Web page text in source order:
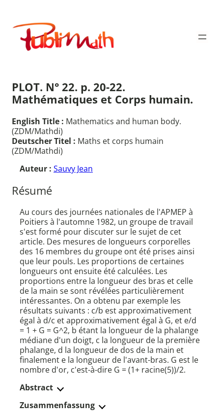
contenu
Publimath
PLOT. N° 22. p. 20-22.
Mathématiques et Corps humain.
English Title : Mathematics and human body.
(ZDM/Mathdi)
Deutscher Titel : Maths et corps humain
(ZDM/Mathdi)
Auteur : Sauvy Jean
Résumé
Au cours des journées nationales de l'APMEP à
Poitiers à l'automne 1982, un groupe de travail
s'est formé pour discuter sur le sujet de cet
article. Des mesures de longueurs corporelles
des 16 membres du groupe ont été prises ainsi
que leur pouls. Les proportions de certaines
longueurs ont ensuite été calculées. Les
proportions entre la longueur des bras et celle
de la main se sont révélées particulièrement
intéressantes. On a obtenu par exemple les
résultats suivants : c/b est approximativement
égal à d/c et approximativement égal à G, et e/d
= 1 + G = G^2, b étant la longueur de la phalange
médiane d'un doigt, c la longueur de la première
phalange, d la longueur de dos de la main et
finalement e la longueur de l'avant-bras. G est le
nombre d'or, c'est-à-dire G = (1+ racine(5))/2.
Abstract
Zusammenfassung